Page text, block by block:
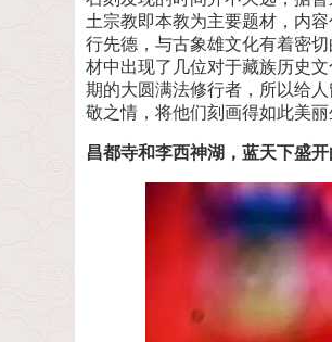
土宗教即本教为主要题材，内
行先德，与古象雄文化有着密切
材中出现了几位对于藏族历史
期的大圆满法修行者，所以给
敬之情，将他们刻画得如此美
昌都寺和李西神湖，蓝天下盛